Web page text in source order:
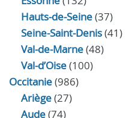
Hauts-de-Seine(37)
Seine-Saint-Denis(41)
Val-de-Marne(48)
Val-d’Oise(100)
Occitanie(986)
Ariège(27)
Aude(74)